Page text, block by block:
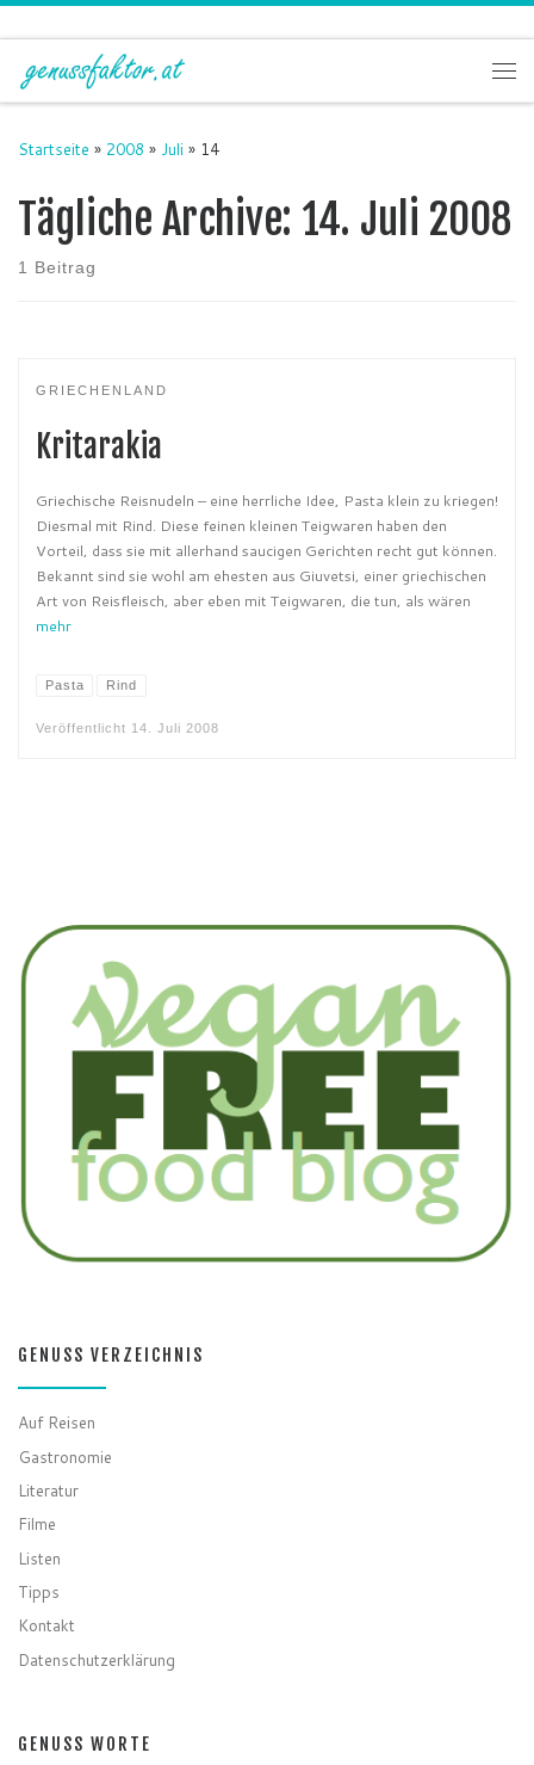
Zum Inhalt springen
Startseite » 2008 » Juli » 14
Tägliche Archive: 14. Juli 2008
1 Beitrag
GRIECHENLAND
Kritarakia
Griechische Reisnudeln – eine herrliche Idee, Pasta klein zu kriegen!
Diesmal mit Rind. Diese feinen kleinen Teigwaren haben den
Vorteil, dass sie mit allerhand saucigen Gerichten recht gut können.
Bekannt sind sie wohl am ehesten aus Giuvetsi, einer griechischen
Art von Reisfleisch, aber eben mit Teigwaren, die tun, als wären
mehr
Pasta Rind
Veröffentlicht 14. Juli 2008
GENUSS VERZEICHNIS
Auf Reisen
Gastronomie
Literatur
Filme
Listen
Tipps
Kontakt
Datenschutzerklärung
GENUSS WORTE